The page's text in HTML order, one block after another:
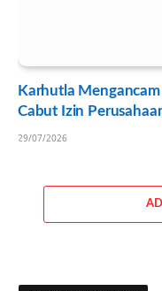
Karhutla
Cabut Izin
29/07/2026